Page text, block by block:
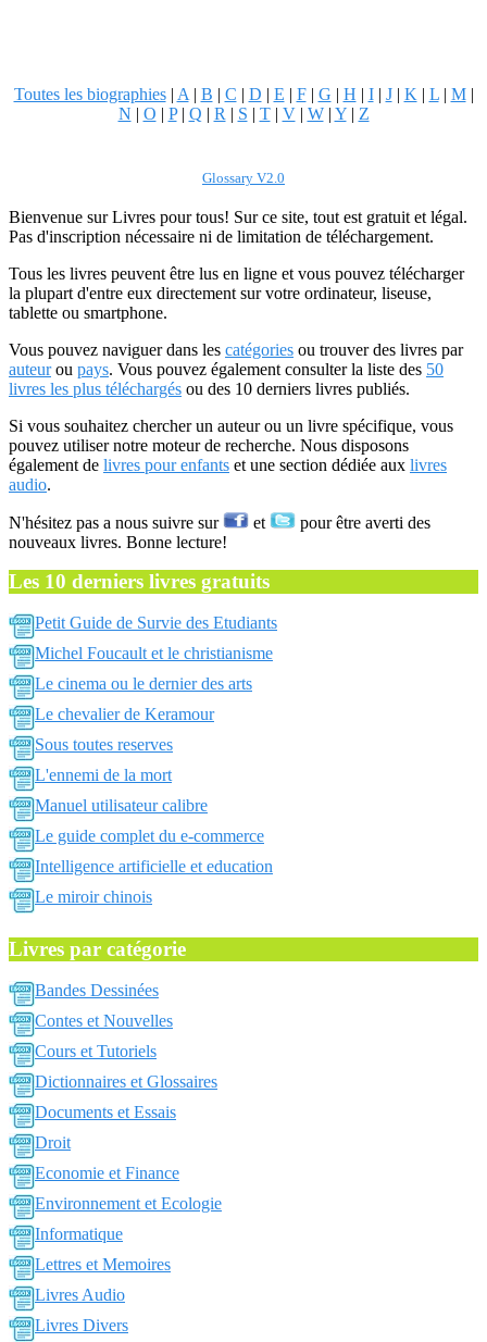
Toutes les biographies| A | B | C | D | E | F| G | H | I| J| K | L| M|
N | O | P| Q | R | S | T| V| W| Y| Z
Glossary V2.0
Bienvenue sur Livres pour tous! Sur ce site, tout est gratuit et légal.
Pas d'inscription nécessaire ni de limitation de téléchargement.
Tous les livres peuvent être lus en ligne et vous pouvez télécharger
la plupart d'entre eux directement sur votre ordinateur, liseuse,
tablette ou smartphone.
Vous pouvez naviguer dans les catégories ou trouver des livres par
auteurou pays. Vous pouvez également consulter la liste des 50
livres les plus téléchargés ou des 10 derniers livres publiés.
Si vous souhaitez chercher un auteur ou un livre spécifique, vous
pouvez utiliser notre moteur de recherche. Nous disposons
également de livres pour enfants et une section dédiée aux livres
audio.
N'hésitez pas a nous suivre sur et
pour être averti des
nouveaux livres. Bonne lecture!
Les 10 derniers livres gratuits
Petit Guide de Survie des Etudiants
Michel Foucault et le christianisme
Le cinema ou le dernier des arts
Le chevalier de Keramour
Sous toutes reserves
L'ennemi de la mort
Manuel utilisateur calibre
Le guide complet du e-commerce
Intelligence artificielle et education
Le miroir chinois
Livres par catégorie
Bandes Dessinées
Contes et Nouvelles
Cours et Tutoriels
Dictionnaires et Glossaires
Documents et Essais
Droit
Economie et Finance
Environnement et Ecologie
Informatique
Lettres et Memoires
Livres Audio
Livres Divers